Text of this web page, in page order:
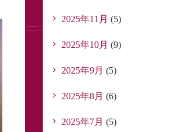
2025年11月 (5)
2025年10月 (9)
2025年9月 (5)
2025年8月 (6)
2025年7月 (5)